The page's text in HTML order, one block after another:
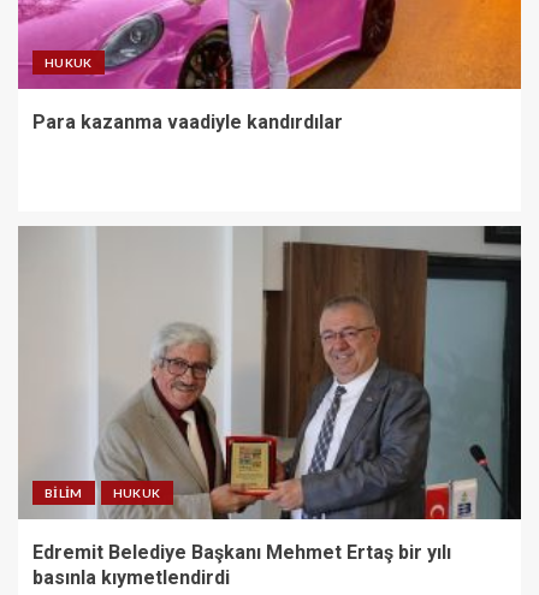
HUKUK
Para kazanma vaadiyle kandırdılar
BILIM HUKUK
Edremit Belediye Başkanı Mehmet Ertaş bir yılı
basınla kıymetlendirdi